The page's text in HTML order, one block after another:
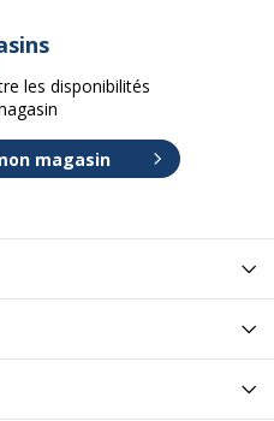
les disponibilités
magasin